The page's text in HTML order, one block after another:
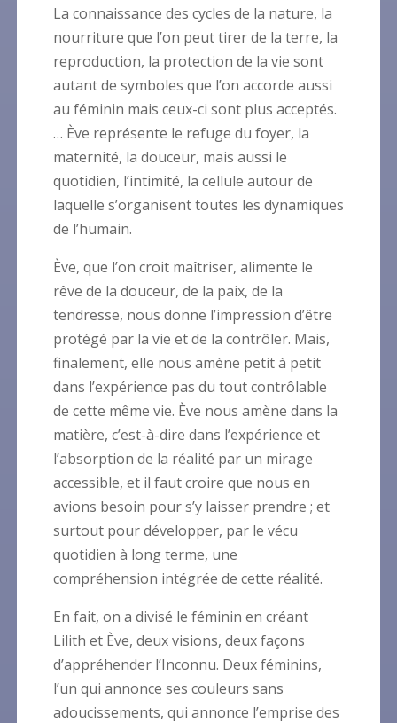
La connaissance des cycles de la nature, la
nourriture que l’on peut tirer de la terre, la
reproduction, la protection de la vie sont
autant de symboles que l’on accorde aussi
au féminin mais ceux-ci sont plus acceptés.
… Ève représente le refuge du foyer, la
maternité, la douceur, mais aussi le
quotidien, l’intimité, la cellule autour de
laquelle s’organisent toutes les dynamiques
de l’humain.
Ève, que l’on croit maîtriser, alimente le
rêve de la douceur, de la paix, de la
tendresse, nous donne l’impression d’être
protégé par la vie et de la contrôler. Mais,
finalement, elle nous amène petit à petit
dans l’expérience pas du tout contrôlable
de cette même vie. Ève nous amène dans la
matière, c’est-à-dire dans l’expérience et
l’absorption de la réalité par un mirage
accessible, et il faut croire que nous en
avions besoin pour s’y laisser prendre ; et
surtout pour développer, par le vécu
quotidien à long terme, une
compréhension intégrée de cette réalité.
En fait, on a divisé le féminin en créant
Lilith et Ève, deux visions, deux façons
d’appréhender l’Inconnu. Deux féminins,
l’un qui annonce ses couleurs sans
adoucissements, qui annonce l’emprise des